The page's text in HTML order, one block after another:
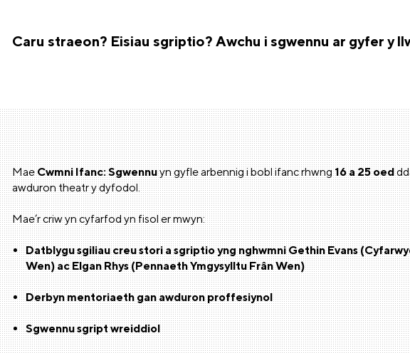
Caru straeon? Eisiau sgriptio? Awchu i sgwennu ar gyfer y
MaeCwmni Ifanc: Sgwennuyn gyfle arbennig i bobl ifanc rhwng16 a 25 oed
awduron theatr y dyfodol.
Mae’r criw yn cyfarfod yn fisol er mwyn:
Datblygu sgiliau creu stori a sgriptio yng nghwmni Gethin Evans
Wen) ac Elgan Rhys (Pennaeth Ymgysylltu Frân Wen)
Derbyn mentoriaeth gan awduron proffesiynol
Sgwennu sgript wreiddiol